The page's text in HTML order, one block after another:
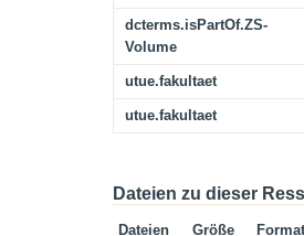
dcterms.isPartOf.ZS-
Volume
utue.fakultaet
utue.fakultaet
Dateien zu dieser
Dateien Größe
Format